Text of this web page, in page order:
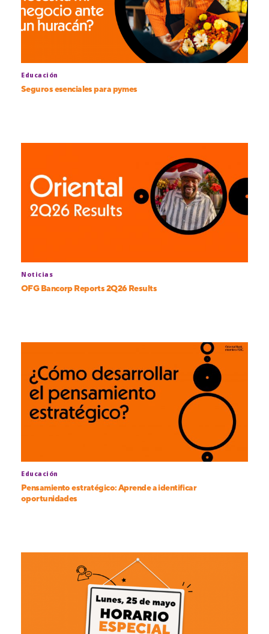
Educación
Seguros esenciales para pymes
Noticias
OFG Bancorp Reports 2Q26 Results
Educación
Pensamiento estratégico: Aprende a identificar
oportunidades